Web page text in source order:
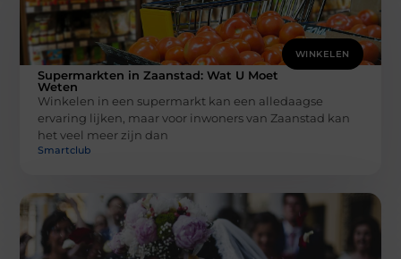
WINKELEN
Supermarkten in Zaanstad: Wat U Moet
Weten
Winkelen in een supermarkt kan een alledaagse
ervaring lijken, maar voor inwoners van Zaanstad kan
het veel meer zijn dan
Smartclub